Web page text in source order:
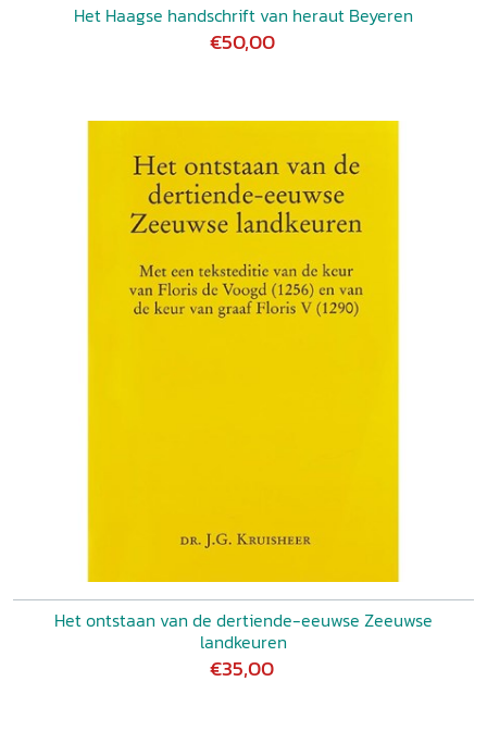
Het Haagse handschrift van heraut Beyeren
€50,00
Het ontstaan van de dertiende-eeuwse Zeeuwse
landkeuren
€35,00